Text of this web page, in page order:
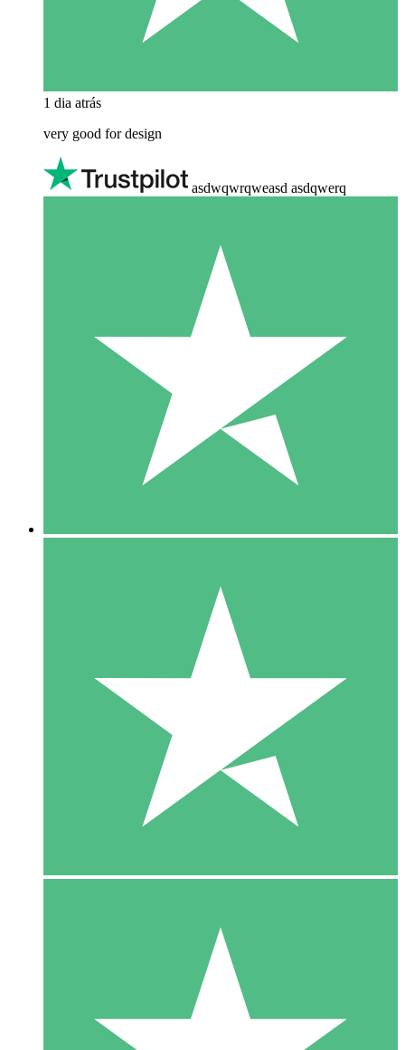
1 dia atrás
very good for design
asdwqwrqweasd asdqwerq